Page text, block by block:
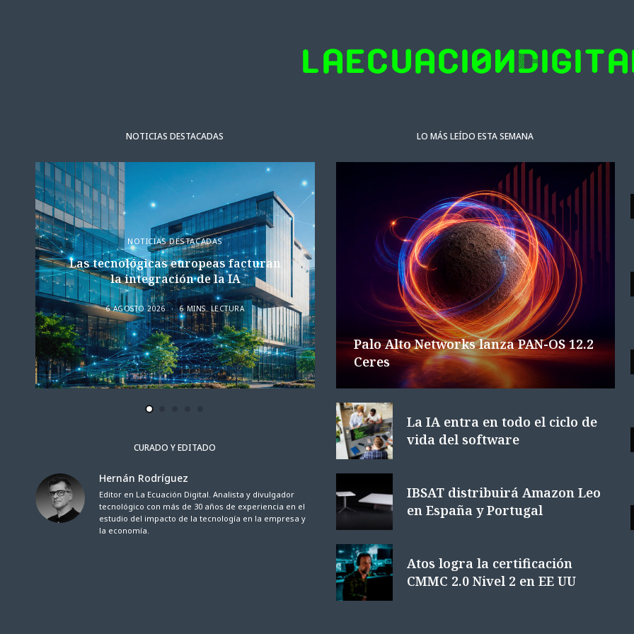
NOTICIAS DESTACADAS
NOTICIAS DESTACADAS
Las tecnológicas europeas facturan
la integración de la IA
6 AGOSTO 2026 6 MINS. LECTURA
ACTUALIDAD
Google DeepMind cambia de mando
en plena carrera de IA
6 AGOSTO 2026 4 MINS. LECTURA
CURADO Y EDITADO
Hernán Rodríguez
Editor en La Ecuación Digital. Analista y divulgador
tecnológico con más de 30 años de experiencia en el
estudio del impacto de la tecnología en la empresa y
la economía.
LO MÁS LEÍDO ESTA SEMANA
Palo Alto Networks lanza PAN-OS 12.2
Ceres
La IA entra en todo el ciclo de
vida del software
IBSAT distribuirá Amazon Leo
en España y Portugal
Atos logra la certificación
CMMC 2.0 Nivel 2 en EE UU